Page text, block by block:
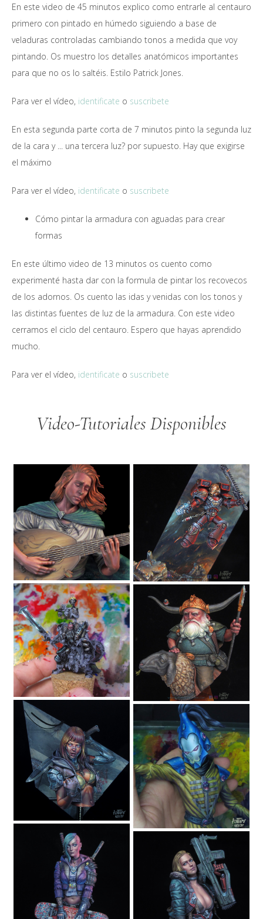
En este video de 45 minutos explico como entrarle al centauro
primero con pintado en húmedo siguiendo a base de
veladuras controladas cambiando tonos a medida que voy
pintando. Os muestro los detalles anatómicos importantes
para que no os lo saltéis. Estilo Patrick Jones.
Para ver el vídeo, identificate o suscribete
En esta segunda parte corta de 7 minutos pinto la segunda luz
de la cara y ... una tercera luz? por supuesto. Hay que exigirse
el máximo
Para ver el vídeo, identificate o suscribete
Cómo pintar la armadura con aguadas para crear
formas
En este último video de 13 minutos os cuento como
experimenté hasta dar con la formula de pintar los recovecos
de los adornos. Os cuento las idas y venidas con los tonos y
las distintas fuentes de luz de la armadura. Con este video
cerramos el ciclo del centauro. Espero que hayas aprendido
mucho.
Para ver el vídeo, identificate o suscribete
Video-Tutoriales Disponibles